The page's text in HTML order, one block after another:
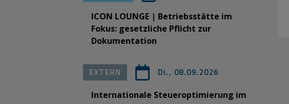
ICON LOUNGE | Betriebsstätte im
Fokus: gesetzliche Pflicht zur
Dokumentation
EXTERN Di., 08.09.2026
Internationale Steueroptimierung im